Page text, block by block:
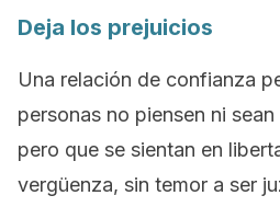
Deja los prejuicios
Una relación de confianza
personas no piensen ni
pero que se sientan en
vergüenza, sin temor a ser